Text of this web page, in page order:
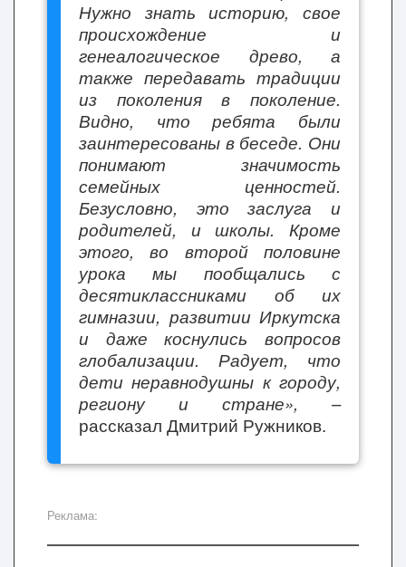
Нужно знать историю, свое
происхождение и
генеалогическое древо, а
также передавать традиции
из поколения в поколение.
Видно, что ребята были
заинтересованы в беседе. Они
понимают значимость
семейных ценностей.
Безусловно, это заслуга и
родителей, и школы. Кроме
этого, во второй половине
урока мы пообщались с
десятиклассниками об их
гимназии, развитии Иркутска
и даже коснулись вопросов
глобализации. Радует, что
дети неравнодушны к городу,
региону и стране», –
рассказал Дмитрий Ружников.
Реклама: